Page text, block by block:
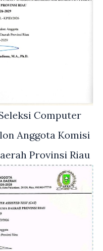
Computer
Anggota Komisi
Provinsi Riau